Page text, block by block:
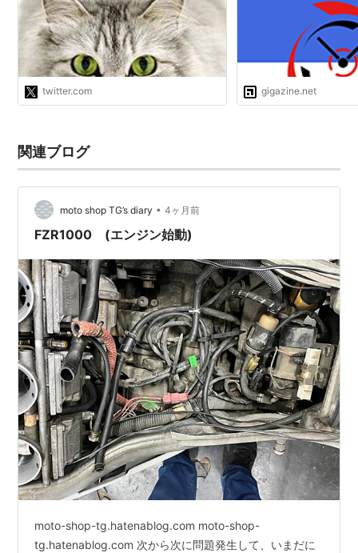
でEVが使えてますが日本はそのインフ
ラはありません あと、意外に知られて
ないですが、日本の雪国の降雪量は人
類居… https://t.co/bW2kRA0Nac"
twitter.com gigazine.net
関連ブログ
moto shop TG’s diary • 4ヶ月前
FZR1000 (エンジン始動)
moto-shop-tg.hatenablog.com moto-shop-
tg.hatenablog.com 次から次に問題発生して、いまだに